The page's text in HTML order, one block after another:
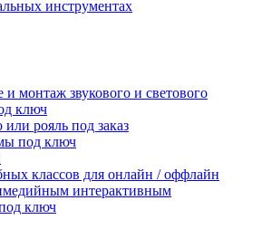
инструментах
монтаж звукового и светового
ключ
рояль под заказ
под ключ
классов для онлайн / оффлайн
интерактивным
ключ